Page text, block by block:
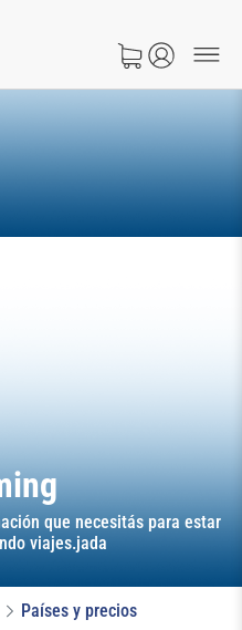
que necesitás para estar
viajes.jada
Países y precios